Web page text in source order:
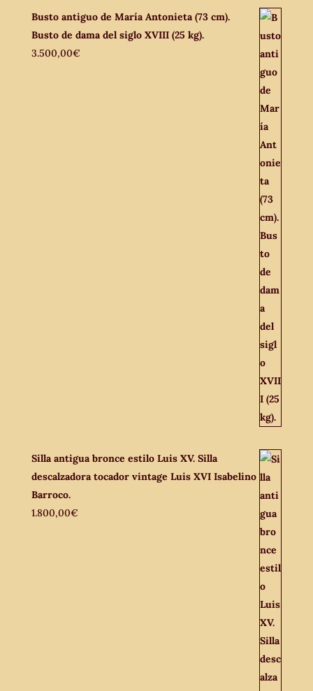
Busto antiguo de María Antonieta (73 cm).
Busto de dama del siglo XVIII (25 kg).
3.500,00€
Silla antigua bronce estilo Luis XV. Silla
descalzadora tocador vintage Luis XVI Isabelino
Barroco.
1.800,00€